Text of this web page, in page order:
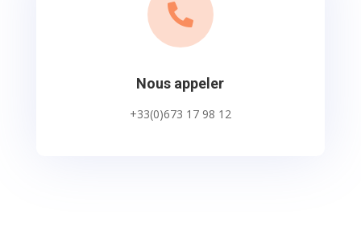

Nous appeler
+33(0)673 17 98 12